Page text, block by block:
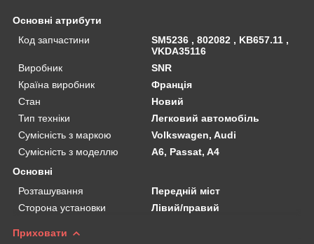
Основні атрибути
Код запчастини
SM5236 , 802082 , KB657.11 ,
VKDA35116
Виробник
SNR
Країна виробник
Франція
Стан
Новий
Тип техніки
Легковий автомобіль
Сумісність з маркою
Volkswagen, Audi
Сумісність з моделлю
A6, Passat, A4
Основні
Розташування
Передній міст
Сторона установки
Лівий/правий
Приховати